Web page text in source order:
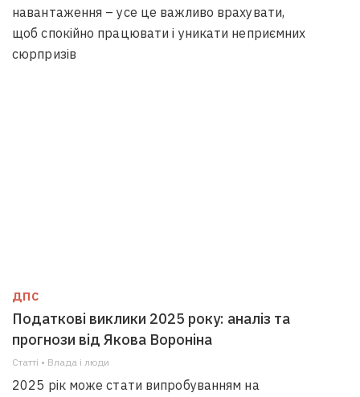
навантаження – усе це важливо врахувати,
щоб спокійно працювати і уникати неприємних
сюрпризів
ДПС
Податкові виклики 2025 року: аналіз та
прогнози від Якова Вороніна
Статті • Влада i люди
2025 рік може стати випробуванням на